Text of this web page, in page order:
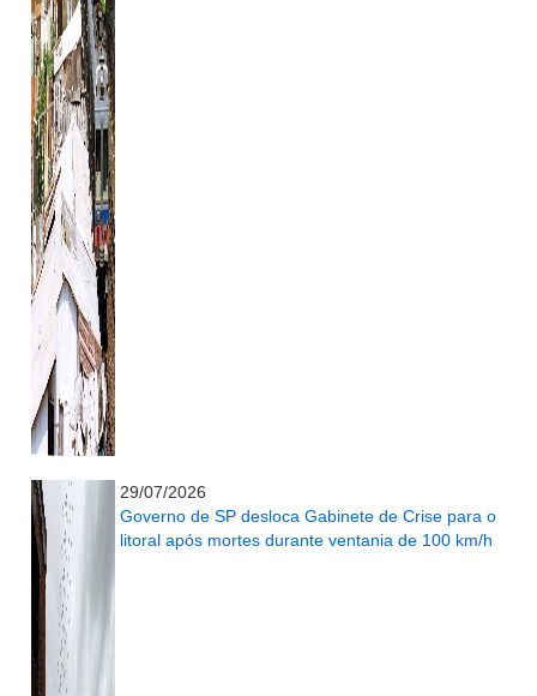
29/07/2026
Governo de SP desloca Gabinete de Crise para o
litoral após mortes durante ventania de 100 km/h